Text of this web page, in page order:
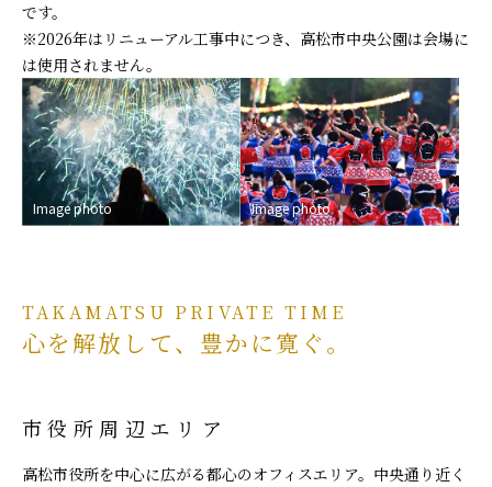
です。
※2026年はリニューアル工事中につき、高松市中央公園は会場に
は使用されません。
Image photo Image photo
TAKAMATSU PRIVATE TIME
心を解放して、豊かに寛ぐ。
市役所周辺エリア
高松市役所を中心に広がる都心のオフィスエリア。中央通り近く